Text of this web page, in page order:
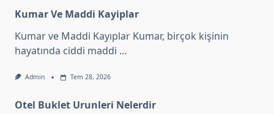
Kumar Ve Maddi Kayiplar
Kumar ve Maddi Kayıplar Kumar, birçok kişinin
hayatında ciddi maddi ...
Admin Tem 28, 2026
Otel Buklet Urunleri Nelerdir